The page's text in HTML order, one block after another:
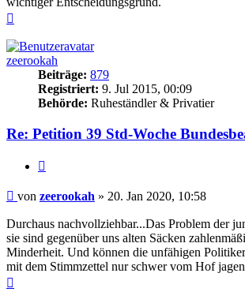
zeerookah
Beiträge: 879
Registriert: 9. Jul 2015, 00:09
Behörde: Ruheständler & Privatier
Re: Petition 39 Std-Woche
Beitrag
von zeerookah » 20. Jan 2020, 10:58
Durchaus nachvollziehbar...Das Problem der
sie sind gegenüber uns alten Säcken
Minderheit. Und können die unfähigen
mit dem Stimmzettel nur schwer vom Hof